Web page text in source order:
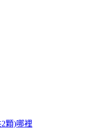
顆)哪裡